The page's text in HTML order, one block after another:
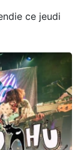
ce jeudi